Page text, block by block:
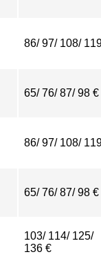
86/ 97/ 108/
65/ 76/ 87/ 98 €
86/ 97/ 108/
65/ 76/ 87/ 98 €
103/ 114/ 125/
136 €